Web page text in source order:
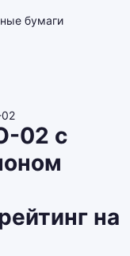
бумаги
02
02 с
на